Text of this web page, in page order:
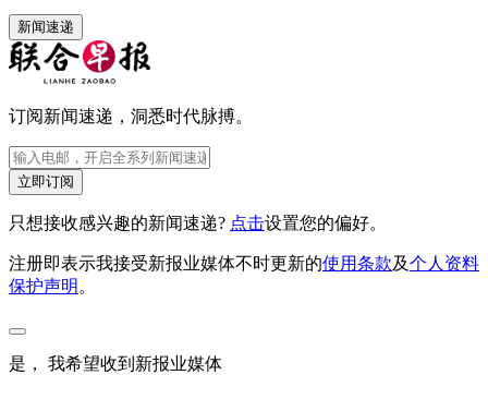
新闻速递
订阅新闻速递，洞悉时代脉搏。
立即订阅
只想接收感兴趣的新闻速递? 点击设置您的偏好。
注册即表示我接受新报业媒体不时更新的使用条款及个人资料
保护声明 。
是， 我希望收到新报业媒体